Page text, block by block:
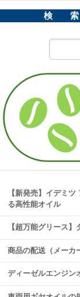
検 索
【新発売】イデミ
る高性能オイル
【超万能グリース
商品の配送（メーカ
ディーゼルエンジン